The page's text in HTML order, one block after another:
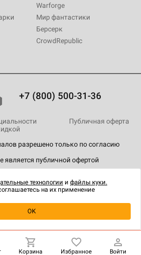
о наличии
Warforge
Мир фантастики
Берсерк
CrowdRepublic
+7 (800) 500-31-36
разрешено только по согласию
является публичной офертой
Публичная оферта
Корзина Избранное Войти
технологии и файлы куки.
на их применение
OK